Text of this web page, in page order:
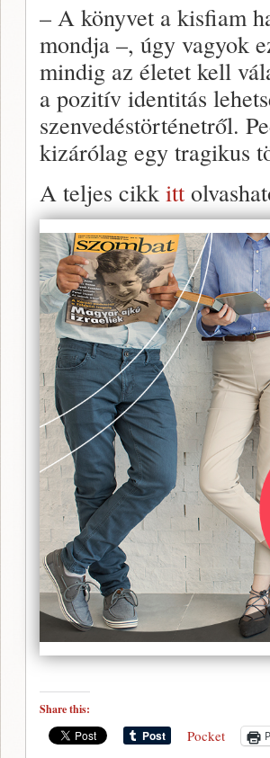
– A könyvet a kisfiam
mondja –, úgy vagyok
mindig az életet kell
a pozitív identitás
szenvedéstörténetről.
kizárólag egy tragikus
A teljes cikk itt
Share this:
Pocket